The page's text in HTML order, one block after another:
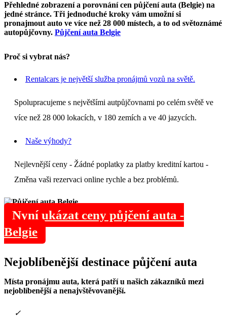
Přehledné zobrazení a porovnání cen půjčení auta (Belgie) na
jedné stránce. Tři jednoduché kroky vám umožní si
pronajmout auto ve více než 28 000 místech, a to od světoznámé
autopůjčovny. Půjčení auta Belgie
Proč si vybrat nás?
Rentalcars je největší služba pronájmů vozů na světě.
Spolupracujeme s největšími autpůjčovnami po celém světě ve
více než 28 000 lokacích, v 180 zemích a ve 40 jazycích.
Naše výhody?
Nejlevnější ceny - Žádné poplatky za platby kreditní kartou -
Změna vaši rezervaci online rychle a bez problémů.
Nyní ukázat ceny půjčení auta -
Belgie
Nejoblíbenější destinace půjčení auta
Místa pronájmu auta, která patří u našich zákazníků mezi
nejoblíbenější a nenajvštěvovanější.
✓